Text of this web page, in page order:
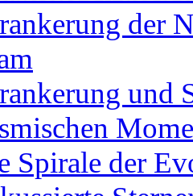
der
und
Spirale der